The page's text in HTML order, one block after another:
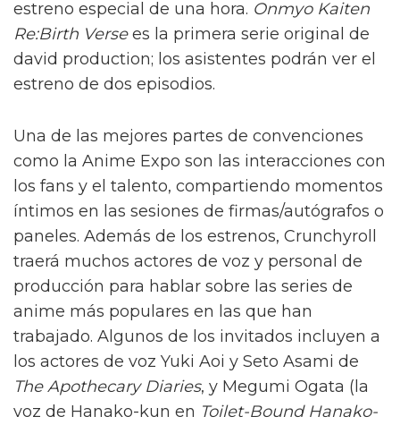
estreno especial de una hora. Onmyo Kaiten
Re:Birth Versees la primera serie original de
david production; los asistentes podrán ver el
estreno de dos episodios.
Una de las mejores partes de convenciones
como la Anime Expo son las interacciones con
los fans y el talento, compartiendo momentos
íntimos en las sesiones de firmas/autógrafos o
paneles. Además de los estrenos, Crunchyroll
traerá muchos actores de voz y personal de
producción para hablar sobre las series de
anime más populares en las que han
trabajado. Algunos de los invitados incluyen a
los actores de voz Yuki Aoi y Seto Asami de
The Apothecary Diaries, y Megumi Ogata (la
voz de Hanako-kun en Toilet-Bound Hanako-